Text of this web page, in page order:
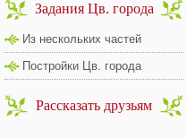
Задания Цв. города
Из нескольких частей
Постройки Цв. города
Рассказать друзьям